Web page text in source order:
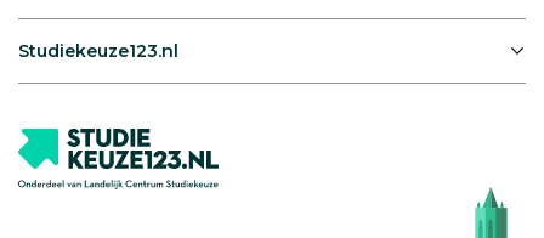
Studiekeuze123.nl